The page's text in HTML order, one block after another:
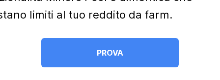
limiti al tuo reddito da farm.
PROVA